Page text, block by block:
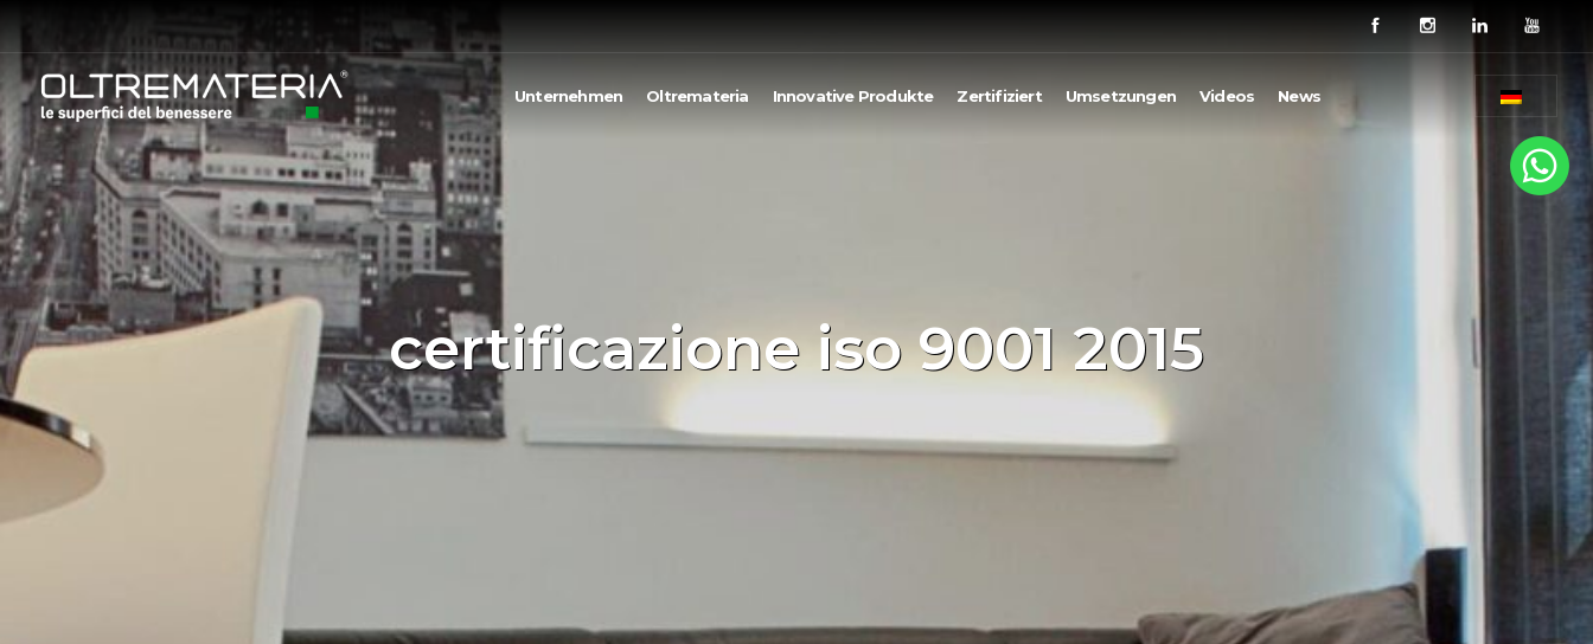
Unternehmen Oltremateria Innovative Produkte Zertifiziert Umsetzungen Videos News
certificazione iso 9001 2015